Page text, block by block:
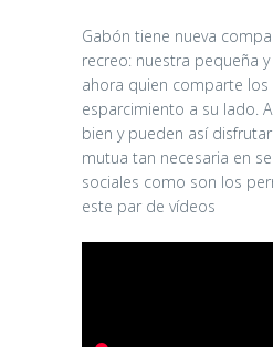
Gabón tiene nueva
recreo: nuestra pequeña
ahora quien comparte
esparcimiento a su lado.
bien y pueden así
mutua tan necesaria en
sociales como son los
este par de vídeos